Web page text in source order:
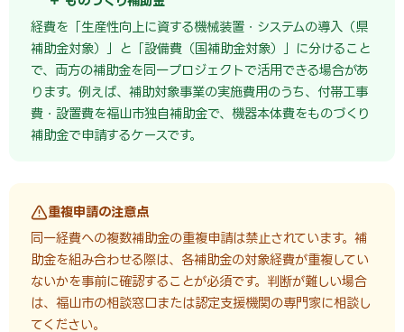
経費を「生産性向上に資する機械装置・システムの導入（県
補助金対象）」と「設備費（国補助金対象）」に分けること
で、両方の補助金を同一プロジェクトで活用できる場合があ
ります。例えば、補助対象事業の実施費用のうち、付帯工事
費・設置費を福山市独自補助金で、機器本体費をものづくり
補助金で申請するケースです。
重複申請の注意点
同一経費への複数補助金の重複申請は禁止されています。補
助金を組み合わせる際は、各補助金の対象経費が重複してい
ないかを事前に確認することが必須です。判断が難しい場合
は、福山市の相談窓口または認定支援機関の専門家に相談し
てください。